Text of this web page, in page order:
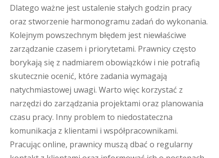
Dlatego ważne jest ustalenie stałych godzin pracy
oraz stworzenie harmonogramu zadań do wykonania.
Kolejnym powszechnym błędem jest niewłaściwe
zarządzanie czasem i priorytetami. Prawnicy często
borykają się z nadmiarem obowiązków i nie potrafią
skutecznie ocenić, które zadania wymagają
natychmiastowej uwagi. Warto więc korzystać z
narzędzi do zarządzania projektami oraz planowania
czasu pracy. Inny problem to niedostateczna
komunikacja z klientami i współpracownikami.
Pracując online, prawnicy muszą dbać o regularny